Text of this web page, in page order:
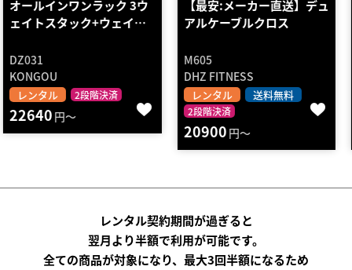
【最安:メーカー直送】デュ
アルケーブルクロス
M605
DHZ FITNESS
レンタル 送料無料
2段階決済
20900円～
ケーブルクロスオーバー
N971
Sports Art
レンタル 送料無料
設置組立
49850円～
レンタル契約期間が過ぎると
翌月より半額で利用が可能です。
全ての商品が対象になり、最大3回半額になるため